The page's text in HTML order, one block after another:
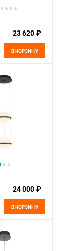
23 620 ₽
В КОРЗИНУ
24 000 ₽
В КОРЗИНУ